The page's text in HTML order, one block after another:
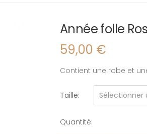
Année folle
59,00 €
Contient une robe et
Taille
Quantité:
quantité